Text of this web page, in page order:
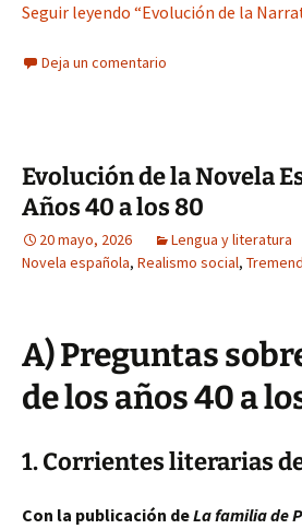
Seguir leyendo “Evolución de la
Deja un comentario
Evolución de la Novela
Años 40 a los 80
20 mayo, 2026 Lengua y literatura
Novela española, Realismo social,
A) Preguntas
de los años 40 a
1. Corrientes literarias
Con la publicación deLa familia de